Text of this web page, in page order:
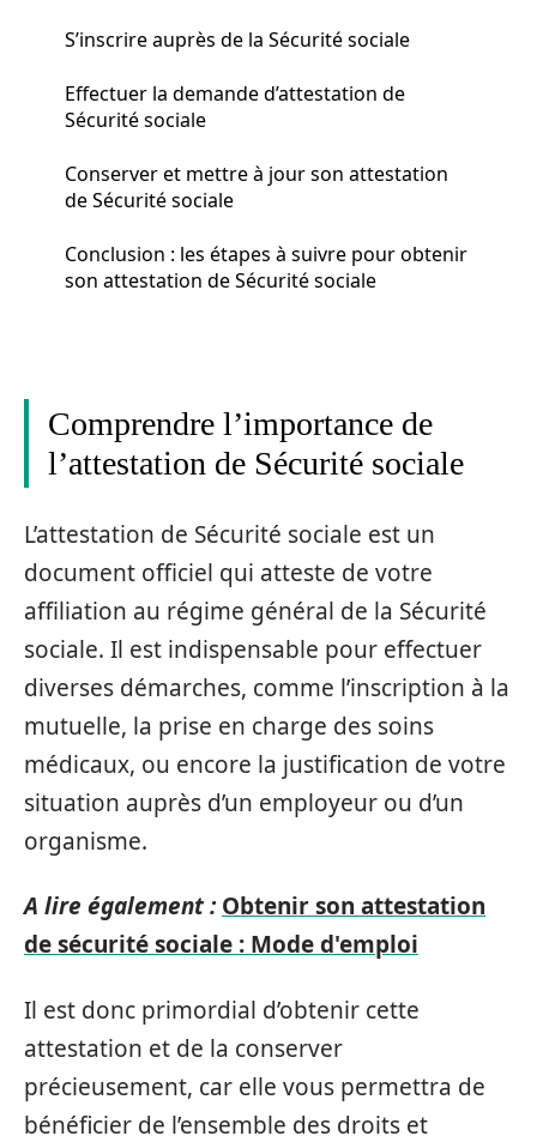
S’inscrire auprès de la Sécurité sociale
Effectuer la demande d’attestation de
Sécurité sociale
Conserver et mettre à jour son attestation
de Sécurité sociale
Conclusion : les étapes à suivre pour obtenir
son attestation de Sécurité sociale
Comprendre l’importance de
l’attestation de Sécurité sociale
L’attestation de Sécurité sociale est un
document officiel qui atteste de votre
affiliation au régime général de la Sécurité
sociale. Il est indispensable pour effectuer
diverses démarches, comme l’inscription à la
mutuelle, la prise en charge des soins
médicaux, ou encore la justification de votre
situation auprès d’un employeur ou d’un
organisme.
A lire également : Obtenir son attestation
de sécurité sociale : Mode d'emploi
Il est donc primordial d’obtenir cette
attestation et de la conserver
précieusement, car elle vous permettra de
bénéficier de l’ensemble des droits et